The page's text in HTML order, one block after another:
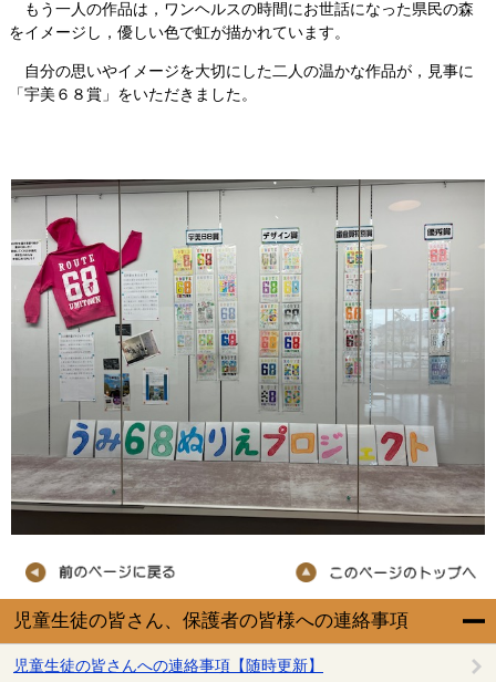
児童生徒の皆さん、保護者の皆様への連絡事項
児童生徒の皆さんへの連絡事項【随時更新】
もう一人の作品は，ワンヘルスの時間にお世話になった県民の森
をイメージし，優しい色で虹が描かれています。
自分の思いやイメージを大切にした二人の温かな作品が，見事に
「宇美６８賞」をいただきました。